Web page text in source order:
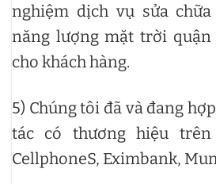
nghiệm dịch vụ sửa
năng lượng mặt trời
cho khách hàng.
5) Chúng tôi đã và đang
tác có thương hiệu
CellphoneS, Eximbank,